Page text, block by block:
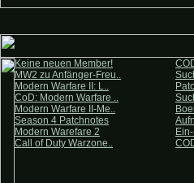
Keine neuen Member!
MW2 zu Anfänger-Freu..
Modern Warfare II: L..
CoD: Modern Warfare ..
Modern Warfare II-Me..
Season 4 Patchnotes
Modern Warefare 2
Call of Duty Warzone..